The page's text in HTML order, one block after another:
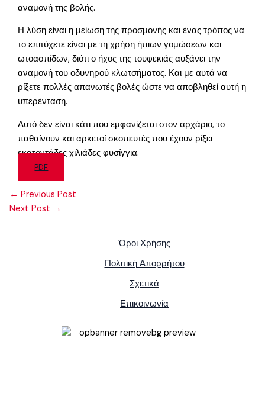
αναμονή της βολής.
Η λύση είναι η μείωση της προσμονής και ένας τρόπος να
το επιτύχετε είναι με τη χρήση ήπιων γομώσεων και
ωτοασπίδων, διότι ο ήχος της τουφεκιάς αυξάνει την
αναμονή του οδυνηρού κλωτσήματος. Και με αυτά να
ρίξετε πολλές απανωτές βολές ώστε να αποβληθεί αυτή η
υπερένταση.
Αυτό δεν είναι κάτι που εμφανίζεται στον αρχάριο, το
παθαίνουν και αρκετοί σκοπευτές που έχουν ρίξει
εκατοντάδες χιλιάδες φυσίγγια.
PDF
← Previous Post
Next Post →
Όροι Χρήσης
Πολιτική Απορρήτου
Σχετικά
Επικοινωνία